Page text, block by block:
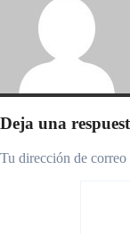
Deja una
Tu dirección de